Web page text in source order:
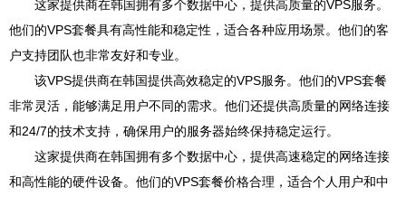
这家提供商在韩国拥有多个数据中心，提供高质量的VPS服务。
他们的VPS套餐具有高性能和稳定性，适合各种应用场景。他们的客
户支持团队也非常友好和专业。
该VPS提供商在韩国提供高效稳定的VPS服务。他们的VPS套餐
非常灵活，能够满足用户不同的需求。他们还提供高质量的网络连接
和24/7的技术支持，确保用户的服务器始终保持稳定运行。
这家提供商在韩国拥有多个数据中心，提供高速稳定的网络连接
和高性能的硬件设备。他们的VPS套餐价格合理，适合个人用户和中